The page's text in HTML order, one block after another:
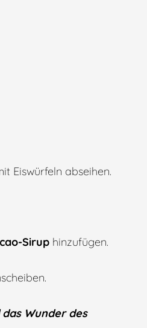
Eiswürfeln abseihen.
Siruphinzufügen.
Wunder des